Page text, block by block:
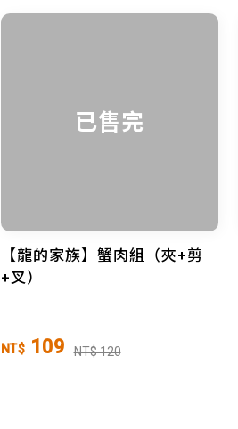
已售完
【龍的家族】蟹肉組（夾+剪
+叉）
NT$ 109 NT$ 120